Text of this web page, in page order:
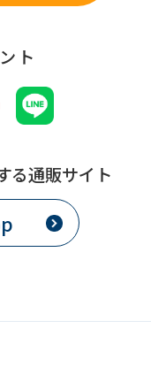
ト
る通販サイト